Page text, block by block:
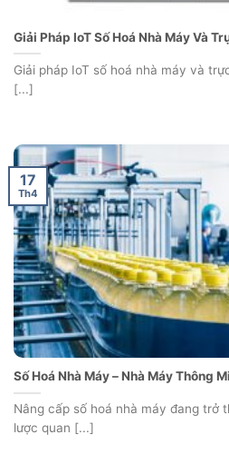
Giải Pháp IoT Số Hoá Nhà Máy Và
Giải pháp IoT số hoá nhà máy và
[...]
Số Hoá Nhà Máy – Nhà Máy Thông
Nâng cấp số hoá nhà máy đang trở
lược quan [...]
17
Th4